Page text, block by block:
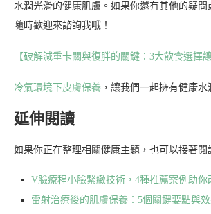
水潤光滑的健康肌膚。如果你還有其他的疑問
隨時歡迎來諮詢我哦！
【破解減重卡關與復胖的關鍵：3大飲食選擇
冷氣環境下皮膚保養 ，讓我們一起擁有健康水
延伸閱讀
如果你正在整理相關健康主題，也可以接著閱
V臉療程小臉緊緻技術，4種推薦案例助你
雷射治療後的肌膚保養：5個關鍵要點與效